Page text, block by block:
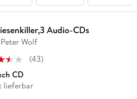
Audio-CDs
Wolf
(43)
CD
lieferbar